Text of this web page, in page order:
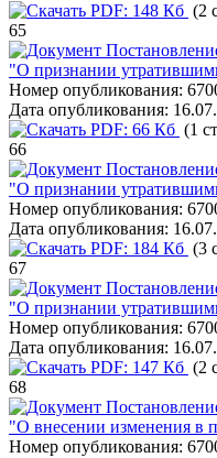
PDF: 148 Кб (2
65
"О признании
Номер опубликования:
Дата опубликования:
PDF: 66 Кб (1
66
"О признании
Номер опубликования:
Дата опубликования:
PDF: 184 Кб (3
67
"О признании
Номер опубликования:
Дата опубликования:
PDF: 147 Кб (2
68
"О внесении изменения в
Номер опубликования: